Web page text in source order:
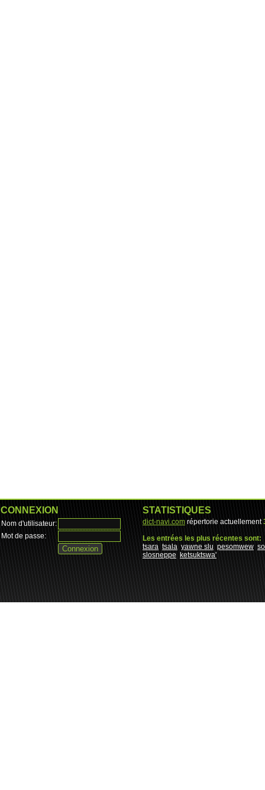
CONNEXION
Nom d'utilisateur:
Mot de passe:
STATISTIQUES
dict-navi.com répertorie actuellement
Les entrées les plus récentes sont:
tsara tsala yawne slu pesomwew
slosneppe
ketsuktswa'